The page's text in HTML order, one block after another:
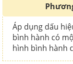
Áp dụng dấu
bình hành có
hình bình hành